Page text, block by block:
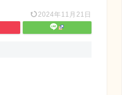
2024年11月21日